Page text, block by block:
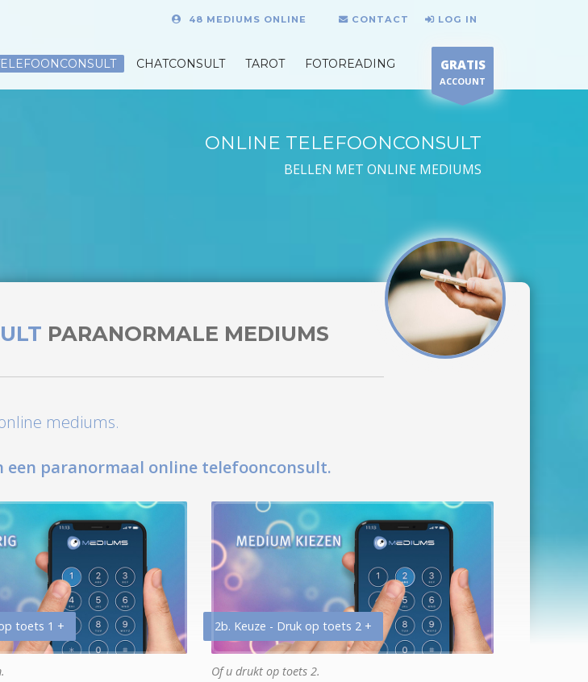
48 MEDIUMS ONLINE CONTACT LOG IN
CHATCONSULT TAROT FOTOREADING GRATIS
ACCOUNT
ONLINE TELEFOONCONSULT
BELLEN MET ONLINE MEDIUMS
PARANORMALE MEDIUMS
mediums.
paranormaal online telefoonconsult.
toets 1 + 2b. Keuze - Druk op toets 2 +
Of u drukt op toets 2.